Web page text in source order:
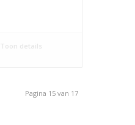
Toon details
Pagina 15 van 17